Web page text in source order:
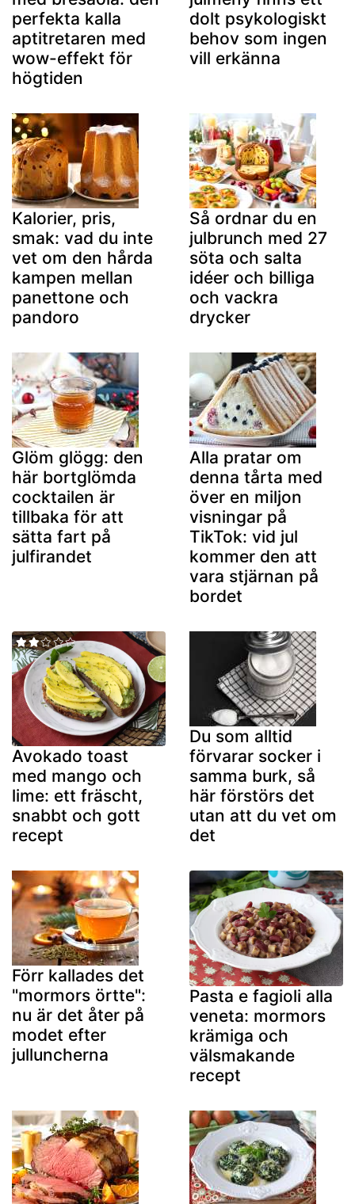
perfekta kalla
aptitretaren med
wow-effekt för
högtiden
dolt psykologiskt
behov som ingen
vill erkänna
Kalorier, pris,
smak: vad du inte
vet om den hårda
kampen mellan
panettone och
pandoro
Så ordnar du en
julbrunch med 27
söta och salta
idéer och billiga
och vackra
drycker
Glöm glögg: den
här bortglömda
cocktailen är
tillbaka för att
sätta fart på
julfirandet
Alla pratar om
denna tårta med
över en miljon
visningar på
TikTok: vid jul
kommer den att
vara stjärnan på
bordet
Avokado toast
med mango och
lime: ett fräscht,
snabbt och gott
recept
Du som alltid
förvarar socker i
samma burk, så
här förstörs det
utan att du vet om
det
Förr kallades det
"mormors örtte":
nu är det åter på
modet efter
julluncherna
Pasta e fagioli alla
veneta: mormors
krämiga och
välsmakande
recept